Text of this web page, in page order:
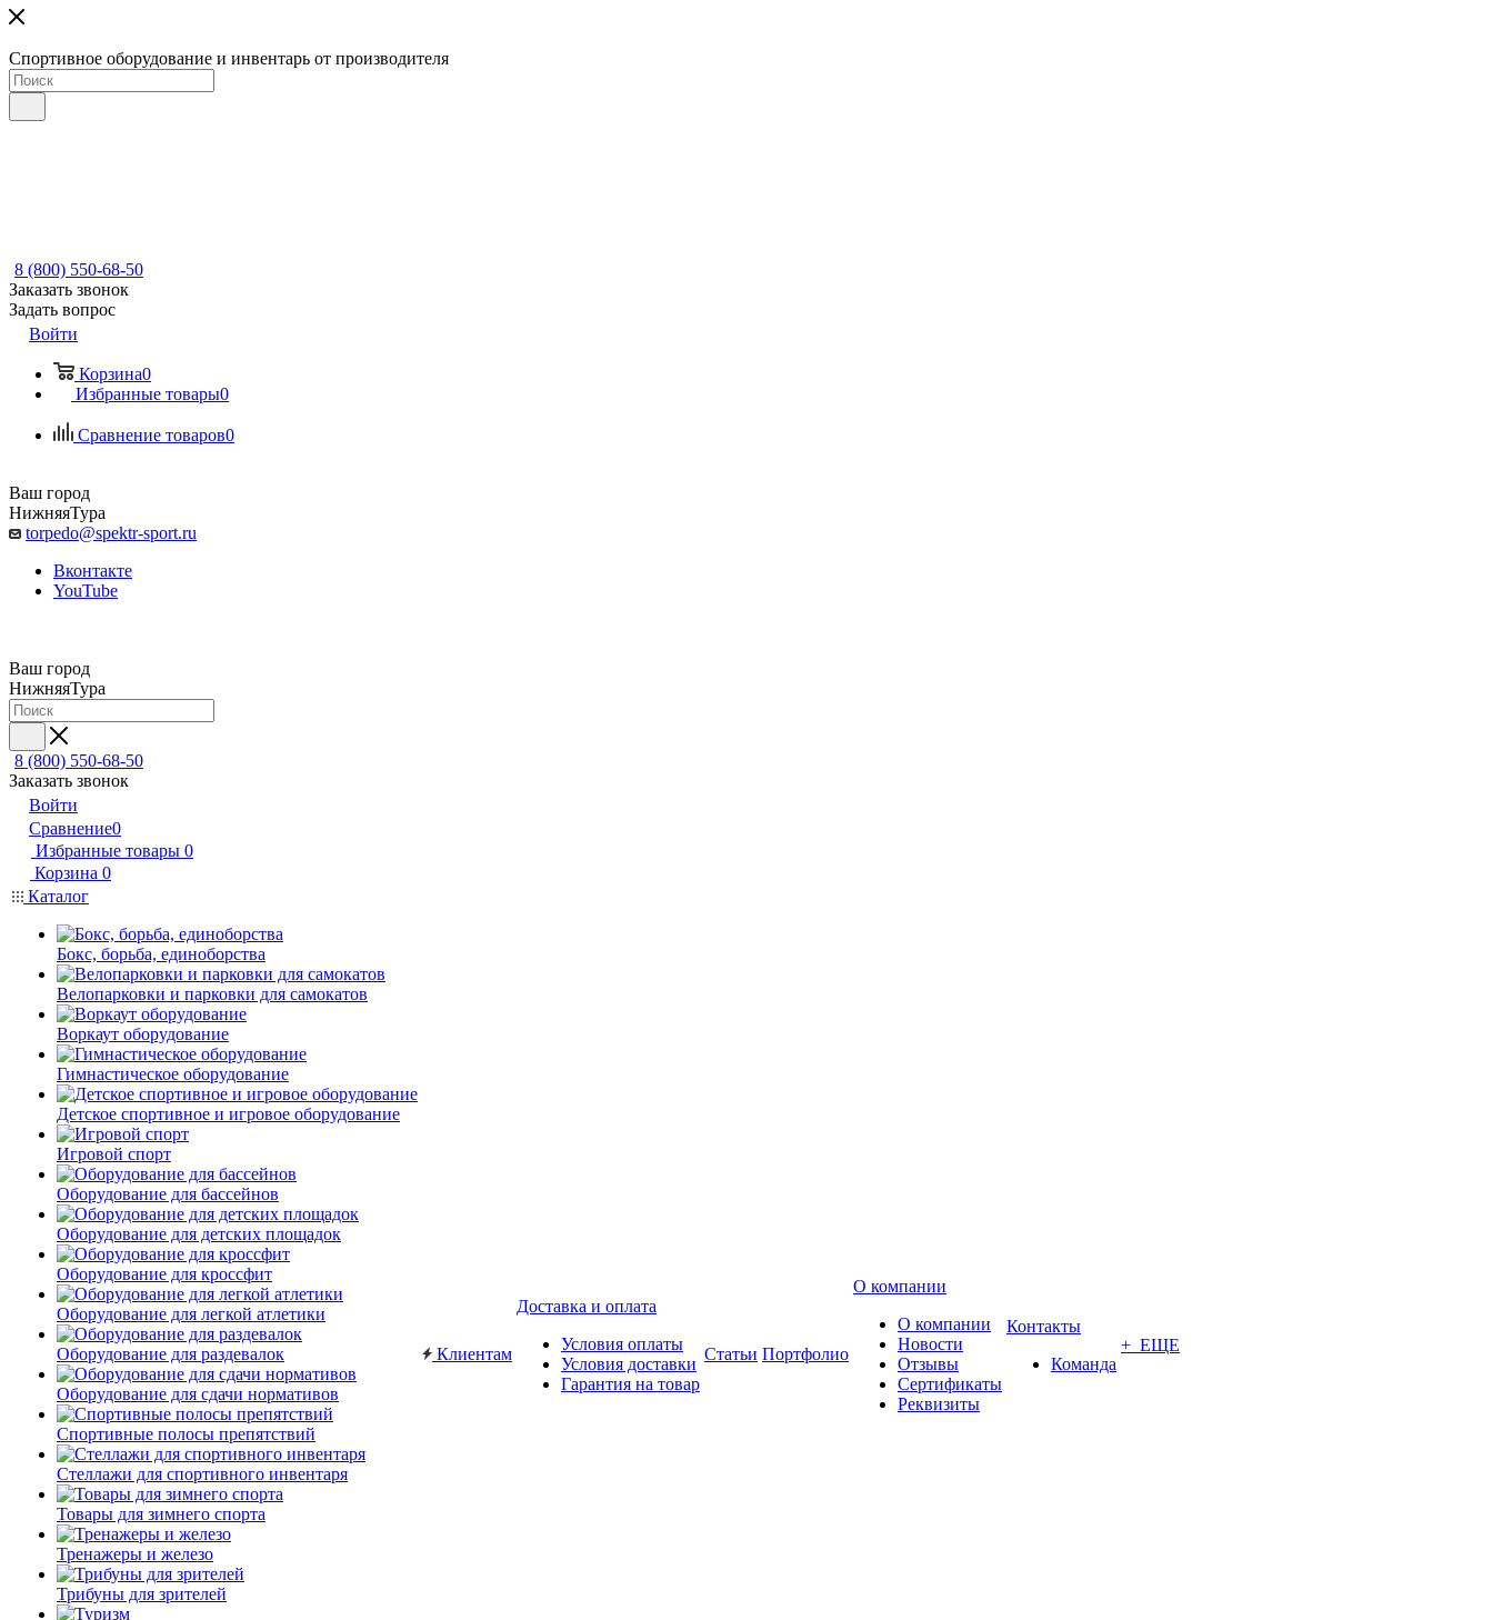
Спортивное оборудование и инвентарь от производителя
8 (800) 550-68-50
Заказать звонок
Задать вопрос
Войти
Корзина0
Избранные товары0
Сравнение товаров0
Ваш город
НижняяТура
torpedo@spektr-sport.ru
Вконтакте
YouTube
Ваш город
НижняяТура
8 (800) 550-68-50
Заказать звонок
Войти
Сравнение0
Избранные товары 0
Корзина 0
Каталог
Бокс, борьба, единоборства
Велопарковки и парковки для самокатов
Воркаут оборудование
Гимнастическое оборудование
Детское спортивное и игровое оборудование
Игровой спорт
Оборудование для бассейнов
Оборудование для детских площадок
Оборудование для кроссфит
Оборудование для легкой атлетики
Оборудование для раздевалок
Оборудование для сдачи нормативов
Спортивные полосы препятствий
Стеллажи для спортивного инвентаря
Товары для зимнего спорта
Тренажеры и железо
Трибуны для зрителей
Клиентам
Доставка и оплата
Условия оплаты
Условия доставки
Гарантия на товар
Статьи Портфолио
О компании
О компании
Новости
Отзывы
Сертификаты
Реквизиты
Контакты
Команда
+ ЕЩЕ